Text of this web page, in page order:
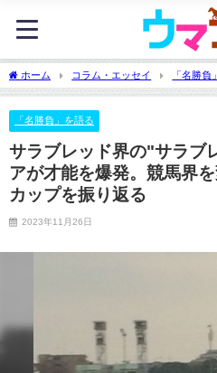
ホーム コラム・エッセイ 「名勝負
ッド"、エピファネイアが才能を爆発。競馬
「名勝負」を語る
サラブレッド界の"サラブ
アが才能を爆発。競馬界
カップを振り返る
2023年11月26日